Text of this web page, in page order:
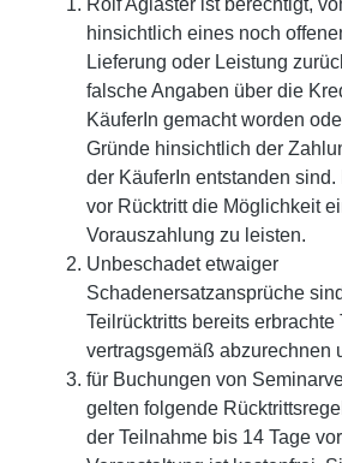
hinsichtlich eines noch
Lieferung oder Leistung
falsche Angaben über die
KäuferIn gemacht worden
Gründe hinsichtlich der
der KäuferIn entstanden sind.
vor Rücktritt die Möglichkeit
Vorauszahlung zu leisten.
Unbeschadet etwaiger
Schadenersatzansprüche
Teilrücktritts bereits erbrachte
vertragsgemäß abzurechnen
für Buchungen von
gelten folgende
der Teilnahme bis 14 Tage